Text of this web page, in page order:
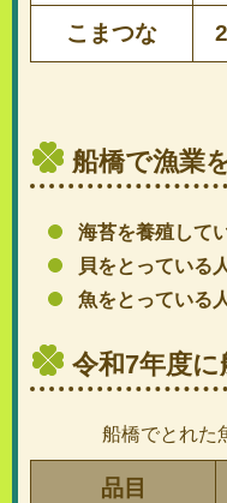
こまつな
（農業協同
船橋で漁業
海苔を養殖し
貝をとってい
魚をとってい
令和7年度
船橋でとれた
品目